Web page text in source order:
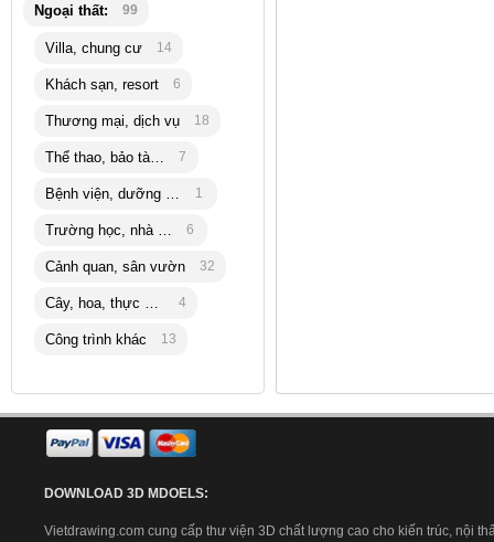
Ngoại thất: 99
Villa, chung cư 14
Khách sạn, resort 6
Thương mại, dịch vụ 18
Thể thao, bảo tàng 7
Bệnh viện, dưỡng lão 1
Trường học, nhà trẻ 6
Cảnh quan, sân vườn 32
Cây, hoa, thực vật 4
Công trình khác 13
DOWNLOAD 3D MDOELS:
Vietdrawing.com cung cấp thư viện 3D chất lượng cao cho kiến trúc, nội